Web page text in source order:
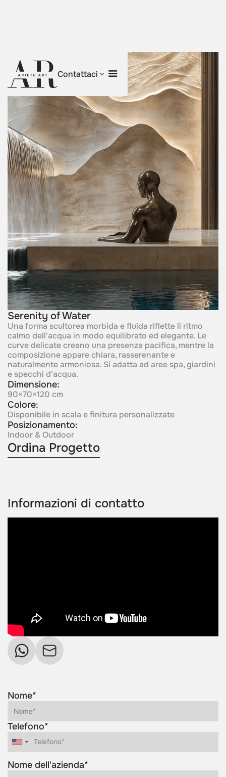
Contattaci
Serenity of Water
Una forma scultorea morbida e fluida riflette li ritmo
calmo dell'acqua in modo equilibrato ed elegante. Le
curve delicate creano una presenza pacifica, mentre la
composizione appare chiara, rasserenante e
naturalmente armoniosa. Si adatta ad aree spa, giardini
e specchi d'acqua.
Dimensione:
90×70×120 cm
Colore:
Disponibile in scala e finitura personalizzate
Posizionamento:
Indoor & Outdoor
Ordina Progetto
Informazioni di contatto
Nome*
Telefono*
Nome dell'azienda*